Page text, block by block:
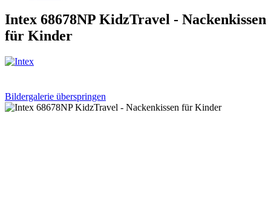
Intex 68678NP KidzTravel - Nackenkissen
für Kinder
Bildergalerie überspringen